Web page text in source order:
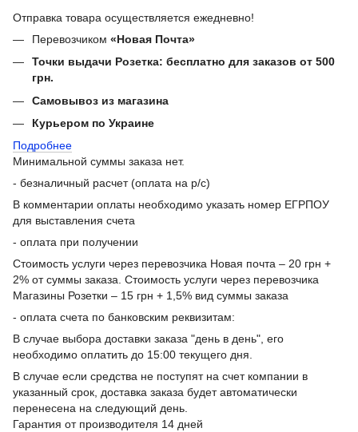
Отправка товара осуществляется ежедневно!
Перевозчиком «Новая Почта»
Точки выдачи Розетка: бесплатно для заказов от 500
грн.
Самовывоз из магазина
Курьером по Украине
Подробнее
Минимальной суммы заказа нет.
- безналичный расчет (оплата на р/с)
В комментарии оплаты необходимо указать номер ЕГРПОУ
для выставления счета
- оплата при получении
Стоимость услуги через перевозчика Новая почта – 20 грн +
2% от суммы заказа. Стоимость услуги через перевозчика
Магазины Розетки – 15 грн + 1,5% вид суммы заказа
- оплата счета по банковским реквизитам:
В случае выбора доставки заказа "день в день", его
необходимо оплатить до 15:00 текущего дня.
В случае если средства не поступят на счет компании в
указанный срок, доставка заказа будет автоматически
перенесена на следующий день.
Гарантия от производителя 14 дней